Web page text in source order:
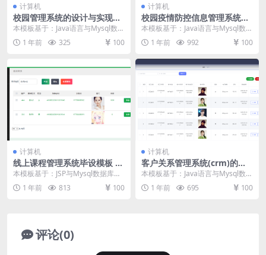
计算机
校园管理系统的设计与实现毕
设模板 毕业设计模板及毕业论
本模板基于：Java语言与Mysql数据
库开发 管理员功能模块 管理员登
录，通过...
1 年前 325 100
计算机
校园疫情防控信息管理系统的
设计与实现毕设模板 毕业设计
模板及毕业论文
本模板基于：Java语言与Mysql数据
库开发 系统功能实现 编程人员在搭
建的开...
1 年前 992 100
计算机
线上课程管理系统毕设模板 毕
业设计模板及毕业论文
本模板基于：JSP与Mysql数据库开
发 系统功能实现 系统实现部分就是
将系统分...
1 年前 813 100
计算机
客户关系管理系统(crm)的设
计与实现毕设模板 毕业设计模
板及毕业论文
本模板基于：Java语言与Mysql数据
库开发 系统实现 系统实现部分就是
将系统...
1 年前 695 100
评论(0)